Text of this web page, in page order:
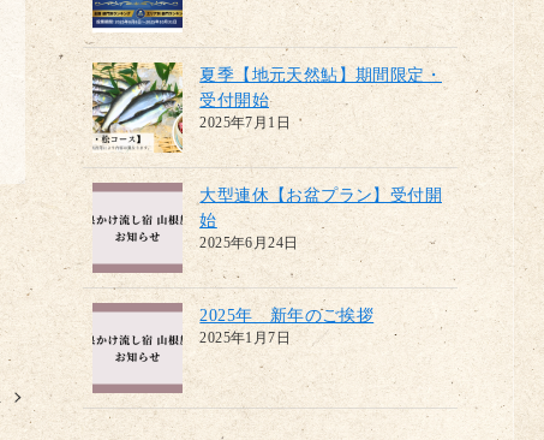
夏季【地元天然鮎】期間限定・
受付開始
2025年7月1日
大型連休【お盆プラン】受付開
始
2025年6月24日
2025年 新年のご挨拶
2025年1月7日